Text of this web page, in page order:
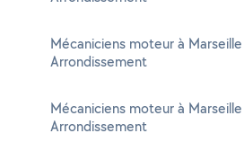
Mécaniciens moteur à Marseille
Arrondissement
Mécaniciens moteur à Marseille
Arrondissement